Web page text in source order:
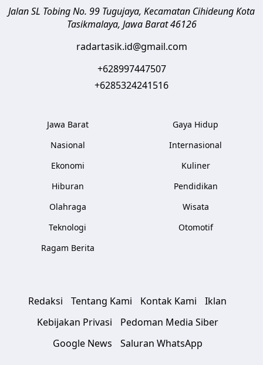
Jalan SL Tobing No. 99 Tugujaya, Kecamatan CihideungKota
Tasikmalaya, Jawa Barat 46126
radartasik.id@gmail.com
+628997447507
+6285324241516
Jawa Barat
Nasional
Ekonomi
Hiburan
Olahraga
Teknologi
Ragam Berita
Gaya Hidup
Internasional
Kuliner
Pendidikan
Wisata
Otomotif
Redaksi Tentang Kami Kontak Kami
Iklan
Kebijakan Privasi
Pedoman Media Siber
Google News
Saluran WhatsApp